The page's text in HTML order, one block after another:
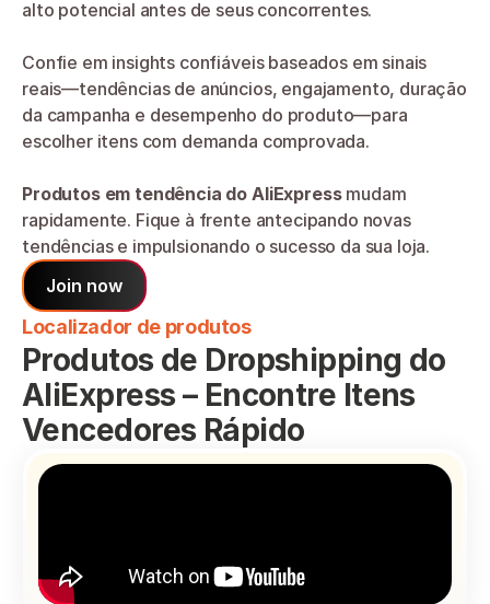
alto potencial antes de seus concorrentes.
Confie em insights confiáveis baseados em sinais
reais—tendências de anúncios, engajamento, duração
da campanha e desempenho do produto—para
escolher itens com demanda comprovada.
Produtos em tendência do AliExpress mudam
rapidamente. Fique à frente antecipando novas
tendências e impulsionando o sucesso da sua loja.
Join now
Localizador de produtos
Produtos de Dropshipping do
AliExpress – Encontre Itens
Vencedores Rápido